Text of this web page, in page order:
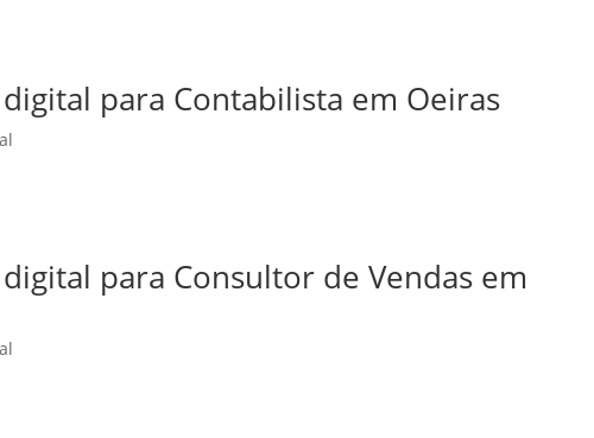
para Contabilista em Oeiras
para Consultor de Vendas em